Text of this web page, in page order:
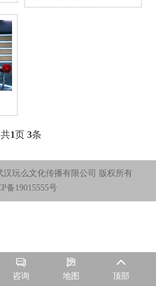

咨询

地图

顶部
共1页 3条
汉玩么文化传播有限公司 版权所有
备19015555号